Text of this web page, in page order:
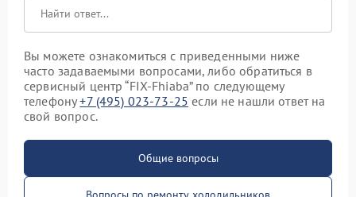
Вы можете ознакомиться с приведенными ниже
часто задаваемыми вопросами, либо обратиться в
сервисный центр “FIX-Fhiaba” по следующему
телефону+7 (495) 023-73-25 если не нашли ответ на
свой вопрос.
Общие вопросы